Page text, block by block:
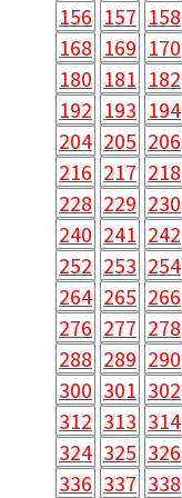
156 157 158
168 169 170
180 181 182
192 193 194
204 205 206
216 217 218
228 229 230
240 241 242
252 253 254
264 265 266
276 277 278
288 289 290
300 301 302
312 313 314
324 325 326
336 337 338